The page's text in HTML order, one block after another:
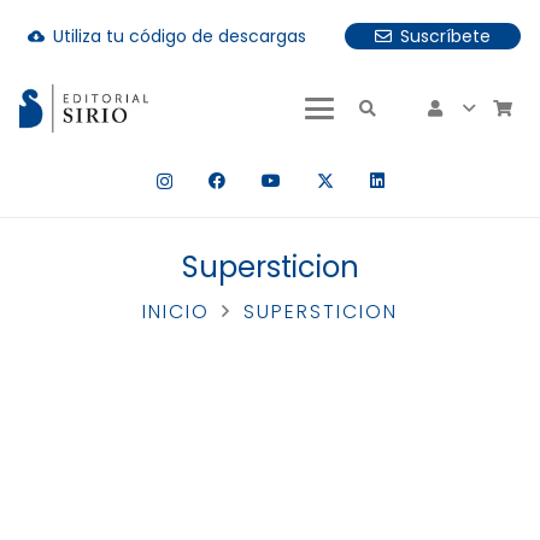
cloud_download Utiliza tu código de descargas
Suscríbete
hay resultados autocompletados, puedes utilizar las
Supersticion
INICIO SUPERSTICION